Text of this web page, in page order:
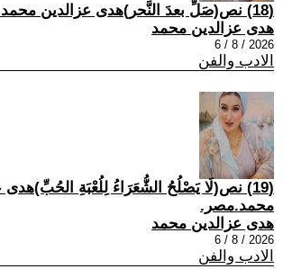
(18) نص(صَلِّ بعدَ النَّحر)هدى عزالدين محمد.مصر.
هدى عزالدين محمد
2026 / 8 / 6
الادب والفن
(19) نص(لَا يَصْلُحُ الشُّعَرَاءُ لِلُعْبَةِ الحُبِّ)هدى
محمد.مصر.
هدى عزالدين محمد
2026 / 8 / 6
الادب والفن